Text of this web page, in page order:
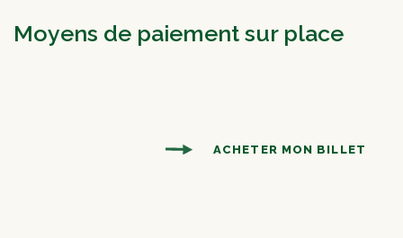
Moyens de paiement sur place
ACHETER MON BILLET